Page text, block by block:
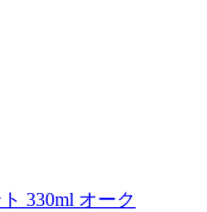
330ml オーク